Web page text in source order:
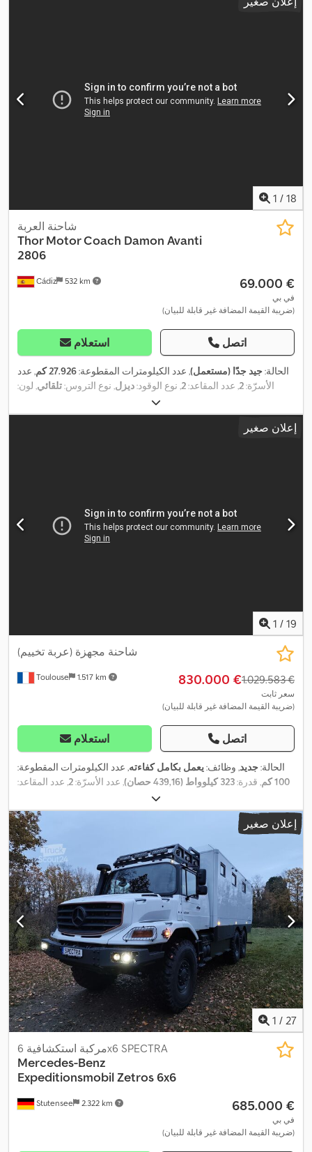
دش, سخان التدفئة أثناء التوقف, سرير فردي, قفل التروس التفاضلية,
1 / 18
Cádiz 532 km
شاحنة العربة
Thor Motor Coach Damon Avanti
2806
‏69.000 €
في بي
(ضريبة القيمة المضافة غير قابلة للبيان)
استعلام اتصل
الحالة:جيد جدًا (مستعمل), عدد الكيلومترات المقطوعة:27.926 كم
, عدد
الأسرّة:2 , عدد المقاعد:2 , نوع الوقود:ديزل , نوع التروس:تلقائي , لون:
, الطول الكلي:
2.388 مم
, الارتفاع الكلي:3.300 مم , تكوين المحور: 4x2 , فئة الانبعاثات:
يورو 5 , استهلاك الوقود (مجمع):
حمام, مطبخ على متن المركبة, مظلة
إعلان صغير
1 / 19
Toulouse 1.517 km
شاحنة مجهزة (عربة تخييم)
‏830.000 € ‏1.029.583 €
سعر ثابت
(ضريبة القيمة المضافة غير قابلة للبيان)
استعلام اتصل
الحالة:جديد, وظائف:يعمل بكامل كفاءته, عدد الكيلومترات المقطوعة:
100 كم
, قدرة:323 كيلوواط (439,16 حصان) , عدد الأسرّة:2, عدد المقاعد:
, نوع التروس:
11/2025, الفحص القادم (TÜV):11/2026 , مصنع الشاسيه:Renault, طراز
, الطول الكلي:
, تكوين المحور:
استهلاك الوقود (مجمع):28 لتر/100 كم
, استهلاك الوقود (داخل المدينة):
, استهلاك الوقود (خارج المدينة): 25 لتر/100 كم
, سعة
خزان الوقود:630 ل , الوزن الإجمالي:26.000 كجم , وزن فارغ:20.000
كجم, الوزن التشغيلي: 21.500 كجم , الوزن الأقصى للحمولة:26.000 كجم
,
وضعية عجلة القيادة:يسار, معدات:
أضواء الضباب, إطارات لجميع
الفصول, برنامج الثبات الإلكتروني (ESP), تكييف الهواء, توجيه معزز
بالطاقة, دفع رباعي, قفل التروس التفاضلية, قفل مركزي, كمبيوتر على
متن المركبة, مثبت السرعة, مرشح السخام, مركبة لغير المدخنين,
مصابيح أمامية إضافية, نظام التحكم في الجر, نظام الفرامل المانعة
للانغلاق (ABS), نظام الملاحة, نظام منع التشغيل, وصلات المقطورة,
ونش كابل,
إعلان صغير
1 / 27
Stutensee 2.322 km
مركبة استكشافية 6x6 SPECTRA
Mercedes-Benz
ExpeditionsmobilZetros 6x6
‏685.000 €
في بي
(ضريبة القيمة المضافة غير قابلة للبيان)